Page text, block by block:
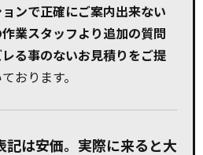
ンで正確にご案内出来ない
業スタッフより追加の質問
る事のないお見積りをご提
おります。
記は安価。実際に来ると大